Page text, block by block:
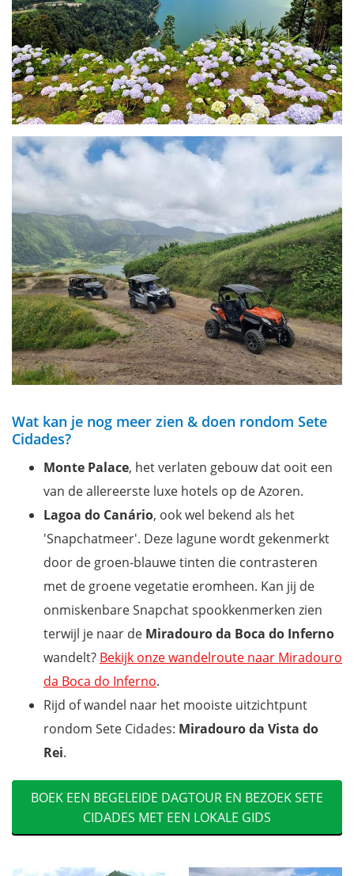
Wat kan je nog meer zien & doen rondom Sete
Cidades?
Monte Palace, het verlaten gebouw dat ooit een
van de allereerste luxe hotels op de Azoren.
Lagoa do Canário, ook wel bekend als het
'Snapchatmeer'. Deze lagune wordt gekenmerkt
door de groen-blauwe tinten die contrasteren
met de groene vegetatie eromheen. Kan jij de
onmiskenbare Snapchat spookkenmerken zien
terwijl je naar de Miradouro da Boca do Inferno
wandelt? Bekijk onze wandelroute naar Miradouro
da Boca do Inferno.
Rijd of wandel naar het mooiste uitzichtpunt
rondom Sete Cidades: Miradouro da Vista do
Rei.
BOEK EEN BEGELEIDE DAGTOUR EN BEZOEK SETE
CIDADES MET EEN LOKALE GIDS